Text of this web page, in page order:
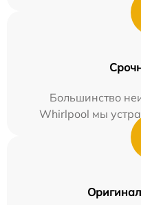
Большинство
Whirlpool мы